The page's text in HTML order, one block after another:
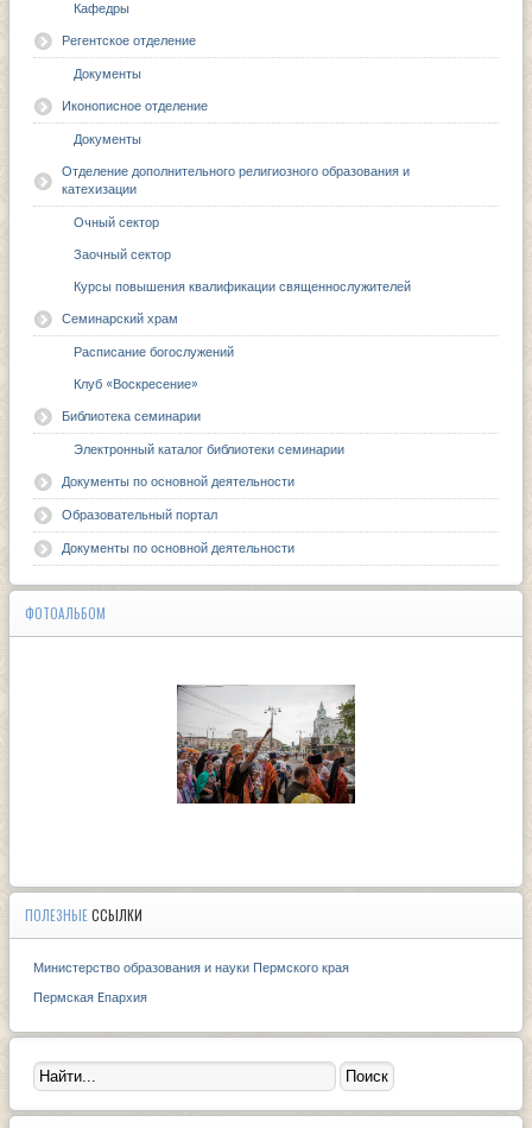
Кафедры
Регентское отделение
Документы
Иконописное отделение
Документы
Отделение дополнительного религиозного образования и
катехизации
Очный сектор
Заочный сектор
Курсы повышения квалификации священнослужителей
Семинарский храм
Расписание богослужений
Клуб «Воскресение»
Библиотека семинарии
Электронный каталог библиотеки семинарии
Документы по основной деятельности
Образовательный портал
Документы по основной деятельности
ФОТОАЛЬБОМ
ПОЛЕЗНЫЕССЫЛКИ
Министерство образования и науки Пермского края
Пермская Eпархия